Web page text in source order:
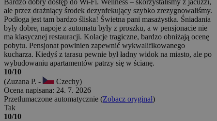
ale przez drażniący środek dezynfekujący szybko zrezygnowaliśmy.
Podłoga jest tam bardzo śliska! Świetna pani masażystka. Śniadania
były dobre, napoje z automatu były z proszku, a w pensjonacie nie
ma klasycznej restauracji. Kolacje tragiczne, bardzo obniżają ocenę
pobytu. Pensjonat powinien zapewnić wykwalifikowanego
kucharza. Kiedyś z tarasu pewnie był ładny widok na miasto, ale po
wybudowaniu apartamentów patrzy się w ścianę.
10/10
(Zuzana P. -
Czechy)
Ocena napisana: 24. 7. 2026
Przetłumaczone automatycznie (Zobacz oryginał)
Tak
10/10